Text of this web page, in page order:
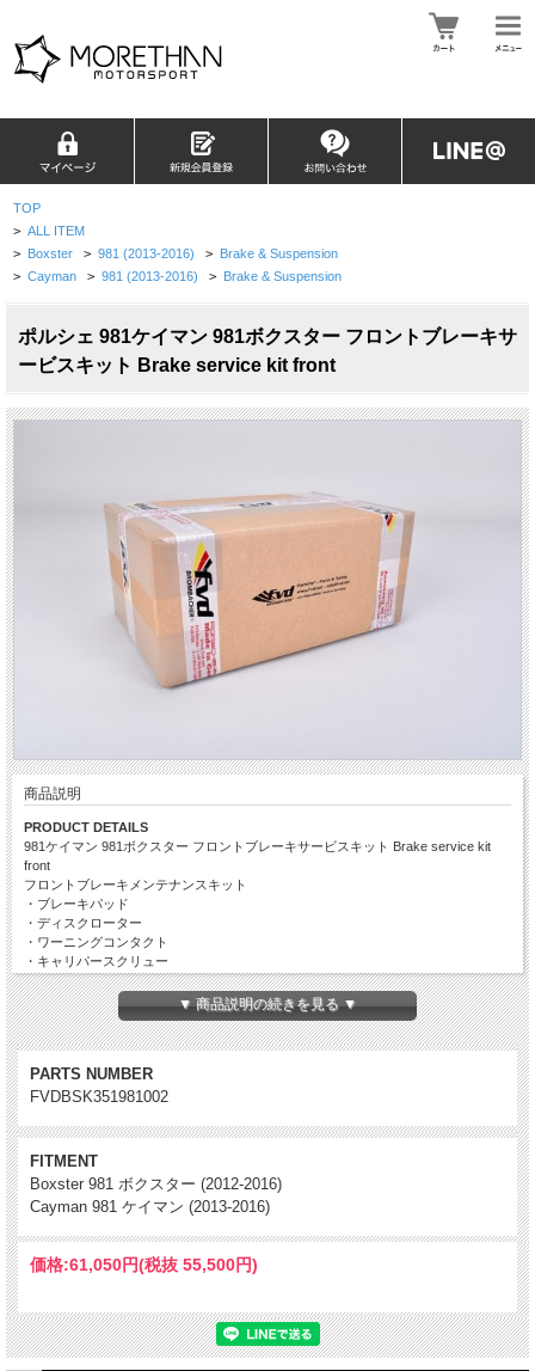
TOP
> ALL ITEM
> Boxster > 981 (2013-2016) > Brake & Suspension
> Cayman > 981 (2013-2016) > Brake & Suspension
ポルシェ 981ケイマン 981ボクスター フロントブレーキサ
ービスキット Brake service kit front
商品説明
PRODUCT DETAILS
981ケイマン 981ボクスター フロントブレーキサービスキット Brake service kit
front
フロントブレーキメンテナンスキット
・ブレーキパッド
・ディスクローター
・ワーニングコンタクト
・キャリパースクリュー
OEM Supplier
適合モデル
ポルシェ 981ボクスター
▼ 商品説明の続きを見る ▼
PARTS NUMBER
FVDBSK351981002
FITMENT
Boxster 981 ボクスター (2012-2016)
Cayman 981 ケイマン (2013-2016)
価格:61,050円(税抜 55,500円)